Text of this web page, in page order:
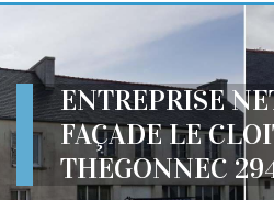
ENTREPRISE
FAÇADE LE
THEGONNEC